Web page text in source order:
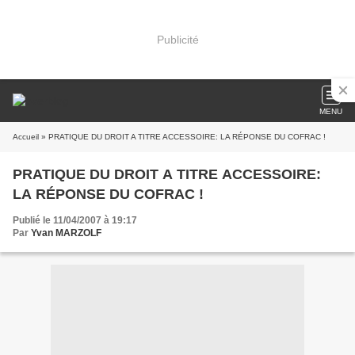
Publicité
MENU
Accueil » PRATIQUE DU DROIT A TITRE ACCESSOIRE: LA RÉPONSE DU COFRAC !
PRATIQUE DU DROIT A TITRE ACCESSOIRE:
LA RÉPONSE DU COFRAC !
Publié le 11/04/2007 à 19:17
Par Yvan MARZOLF